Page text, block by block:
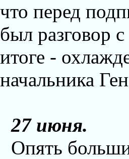
что перед
был разговор
итоге -
начальника
27 июня.
Опять